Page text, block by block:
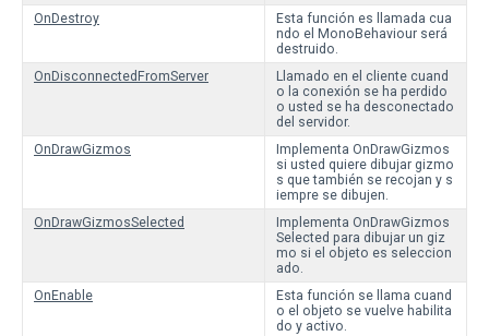
OnDestroy
Esta función es llamada cua
ndo el MonoBehaviour será
destruido.
OnDisconnectedFromServer
Llamado en el cliente cuand
o la conexión se ha perdido
o usted se ha desconectado
del servidor.
OnDrawGizmos
Implementa OnDrawGizmos
si usted quiere dibujar gizmo
s que también se recojan y s
iempre se dibujen.
OnDrawGizmosSelected
Implementa OnDrawGizmos
Selected para dibujar un giz
mo si el objeto es seleccion
ado.
OnEnable
Esta función se llama cuand
o el objeto se vuelve habilita
do y activo.